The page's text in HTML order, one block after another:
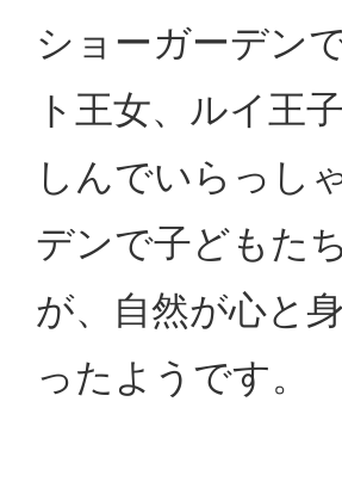
ショーガーデン
ト王女、ルイ王
しんでいらっし
デンで子どもた
が、自然が心と
ったようです。